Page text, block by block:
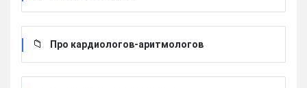
Про кардиологов-аритмологов